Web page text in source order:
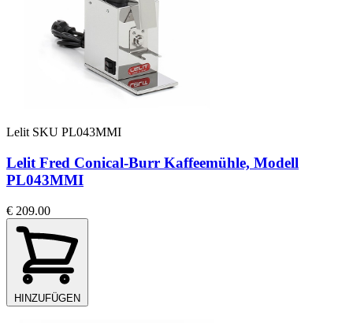
Lelit SKU PL043MMI
Lelit Fred Conical-Burr Kaffeemühle, Modell
PL043MMI
€ 209.00
HINZUFÜGEN